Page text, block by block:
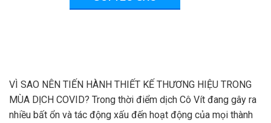
VÌ SAO NÊN TIẾN HÀNH THIẾT KẾ THƯƠNG HIỆU TRONG
MÙA DỊCH COVID? Trong thời điểm dịch Cô Vít đang gây ra
nhiều bất ổn và tác động xấu đến hoạt động của mọi thành